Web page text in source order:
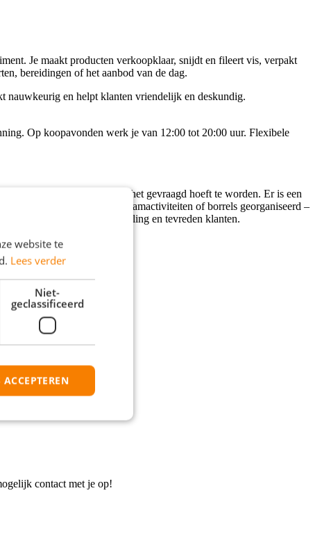
Je maakt producten verkoopklaar, snijdt en fileert vis, verpakt
bereidingen of het aanbod van de dag.
nauwkeurig en helpt klanten vriendelijk en deskundig.
Op koopavonden werk je van 12:00 tot 20:00 uur. Flexibele
en helpt elkaar zonder dat het gevraagd hoeft te worden. Er is een
Regelmatig worden er teamactiviteiten of borrels georganiseerd –
een goed verzorgde visafdeling en tevreden klanten.
contact met je op!
website te
Lees verder
Niet-
geclassificeerd
ACCEPTEREN